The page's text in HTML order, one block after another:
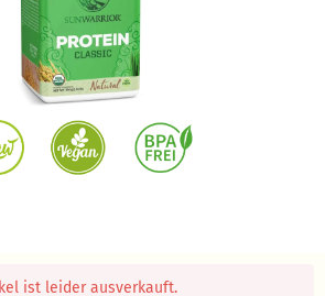
ist leider ausverkauft.